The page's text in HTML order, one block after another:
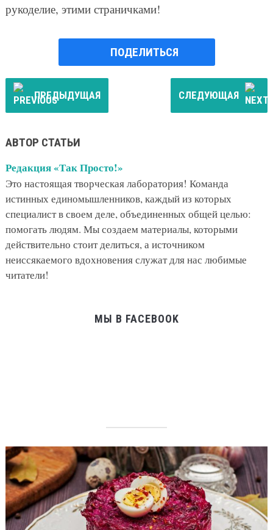
рукоделие, этими страничками!
ПОДЕЛИТЬСЯ
ПРЕДЫДУЩАЯ СЛЕДУЮЩАЯ
АВТОР СТАТЬИ
Редакция «Так Просто!»
Это настоящая творческая лаборатория! Команда
истинных единомышленников, каждый из которых
специалист в своем деле, объединенных общей целью:
помогать людям. Мы создаем материалы, которыми
действительно стоит делиться, а источником
неиссякаемого вдохновения служат для нас любимые
читатели!
МЫ В FACEBOOK